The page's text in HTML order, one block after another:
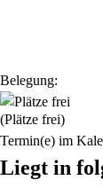
Belegung:
(Plätze frei)
Termin(e) im
Liegt in